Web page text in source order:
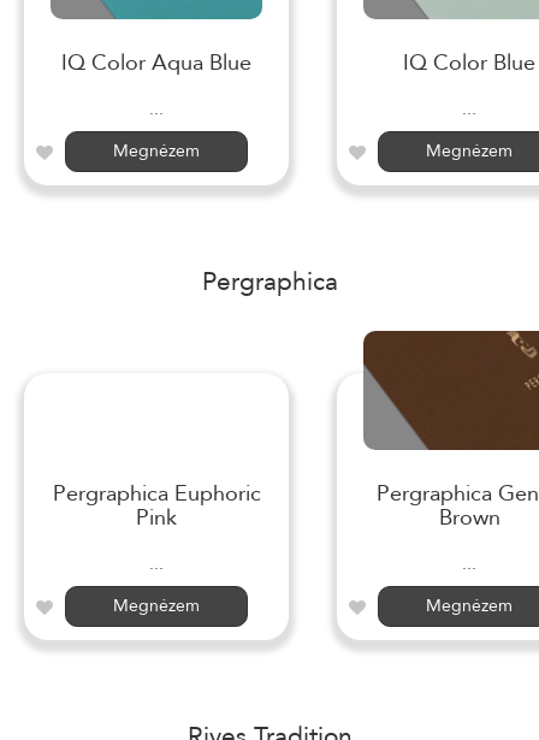
IQ Color Aqua Blue
...
Megnézem
IQ Color Blue
...
Megnézem
Pergraphica
Pergraphica Euphoric
Pink
...
Megnézem
Pergraphica
Brown
...
Megnézem